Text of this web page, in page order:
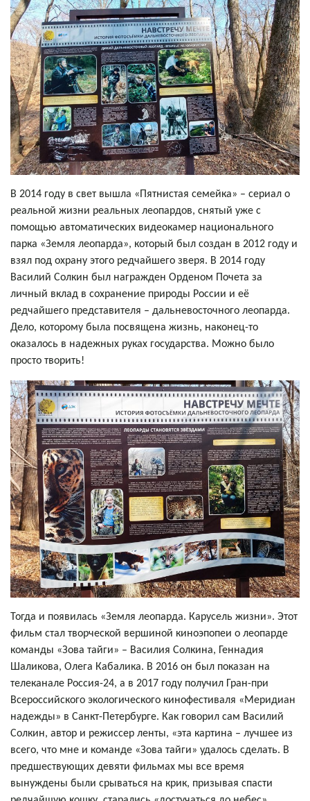
В 2014 году в свет вышла «Пятнистая семейка» – сериал о
реальной жизни реальных леопардов, снятый уже с
помощью автоматических видеокамер национального
парка «Земля леопарда», который был создан в 2012 году и
взял под охрану этого редчайшего зверя. В 2014 году
Василий Солкин был награжден Орденом Почета за
личный вклад в сохранение природы России и её
редчайшего представителя – дальневосточного леопарда.
Дело, которому была посвящена жизнь, наконец-то
оказалось в надежных руках государства. Можно было
просто творить!
Тогда и появилась «Земля леопарда. Карусель жизни». Этот
фильм стал творческой вершиной киноэпопеи о леопарде
команды «Зова тайги» – Василия Солкина, Геннадия
Шаликова, Олега Кабалика. В 2016 он был показан на
телеканале Россия-24, а в 2017 году получил Гран-при
Всероссийского экологического кинофестиваля «Меридиан
надежды» в Санкт-Петербурге. Как говорил сам Василий
Солкин, автор и режиссер ленты, «эта картина – лучшее из
всего, что мне и команде «Зова тайги» удалось сделать. В
предшествующих девяти фильмах мы все время
вынуждены были срываться на крик, призывая спасти